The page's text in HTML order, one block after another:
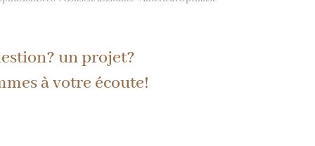
un projet?
à votre écoute!